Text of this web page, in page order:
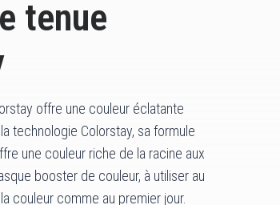
tenue
offre une couleur éclatante
technologie Colorstay, sa formule
une couleur riche de la racine aux
booster de couleur, à utiliser au
couleur comme au premier jour.